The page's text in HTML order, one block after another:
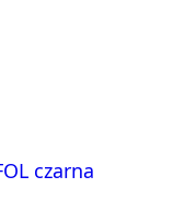
czarna